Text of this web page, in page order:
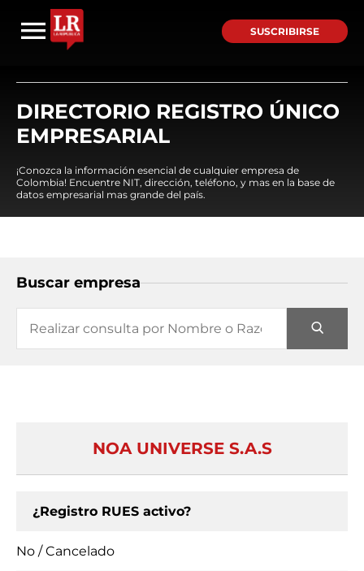
SUSCRIBIRSE
DIRECTORIO REGISTRO ÚNICO
EMPRESARIAL
¡Conozca la información esencial de cualquier empresa de
Colombia! Encuentre NIT, dirección, teléfono, y mas en la base de
datos empresarial mas grande del país.
Buscar empresa
NOA UNIVERSE S.A.S
¿Registro RUES activo?
No / Cancelado